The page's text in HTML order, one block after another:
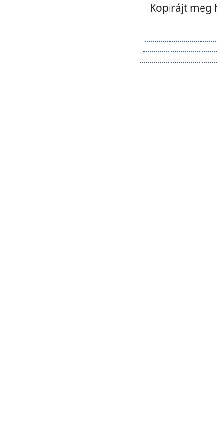
Kopirájt meg